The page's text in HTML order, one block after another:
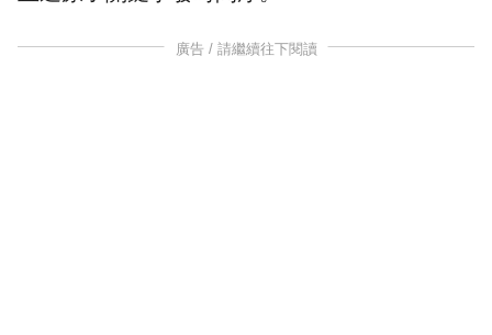
廣告 / 請繼續往下閱讀